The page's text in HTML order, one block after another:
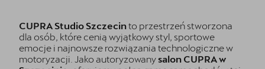
CUPRA Studio Szczecinto przestrzeń stworzona
dla osób, które cenią wyjątkowy styl, sportowe
emocje i najnowsze rozwiązania technologiczne w
motoryzacji. Jako autoryzowanysalon CUPRA w